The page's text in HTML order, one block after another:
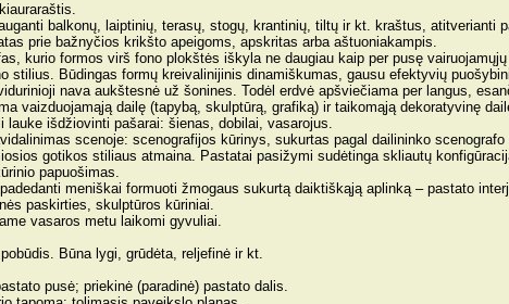
balkonų, laiptinių, terasų, stogų, krantinių, tiltų ir kt. kraštus,
prie bažnyčios krikšto apeigoms, apskritas arba aštuoniakampis.
kurio formos virš fono plokštės iškyla ne daugiau kaip per pusę
stilius. Būdingas formų kreivalinijinis dinamiškumas, gausu efektyvių
nava aukštesnė už šonines. Todėl erdvė apšviečiama per langus,
vaizduojamąją dailę (tapybą, skulptūrą, grafiką) ir taikomąją dekoratyvinę
išdžiovinti pašarai: šienas, dobilai, vasarojus.
scenoje: scenografijos kūrinys, sukurtas pagal dailininko scenografo
gotikos stiliaus atmaina. Pastatai pasižymi sudėtinga skliautų
papuošimas.
meniškai formuoti žmogaus sukurtą daiktiškąją aplinką – pastato
paskirties, skulptūros kūriniai.
vasaros metu laikomi gyvuliai.
Būna lygi, grūdėta, reljefinė ir kt.
pusė; priekinė (paradinė) pastato dalis.